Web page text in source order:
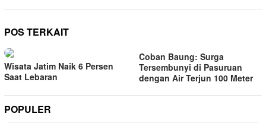
POS TERKAIT
Wisata Jatim Naik 6 Persen
Saat Lebaran
Coban Baung: Surga
Tersembunyi di Pasuruan
dengan Air Terjun 100 Meter
POPULER